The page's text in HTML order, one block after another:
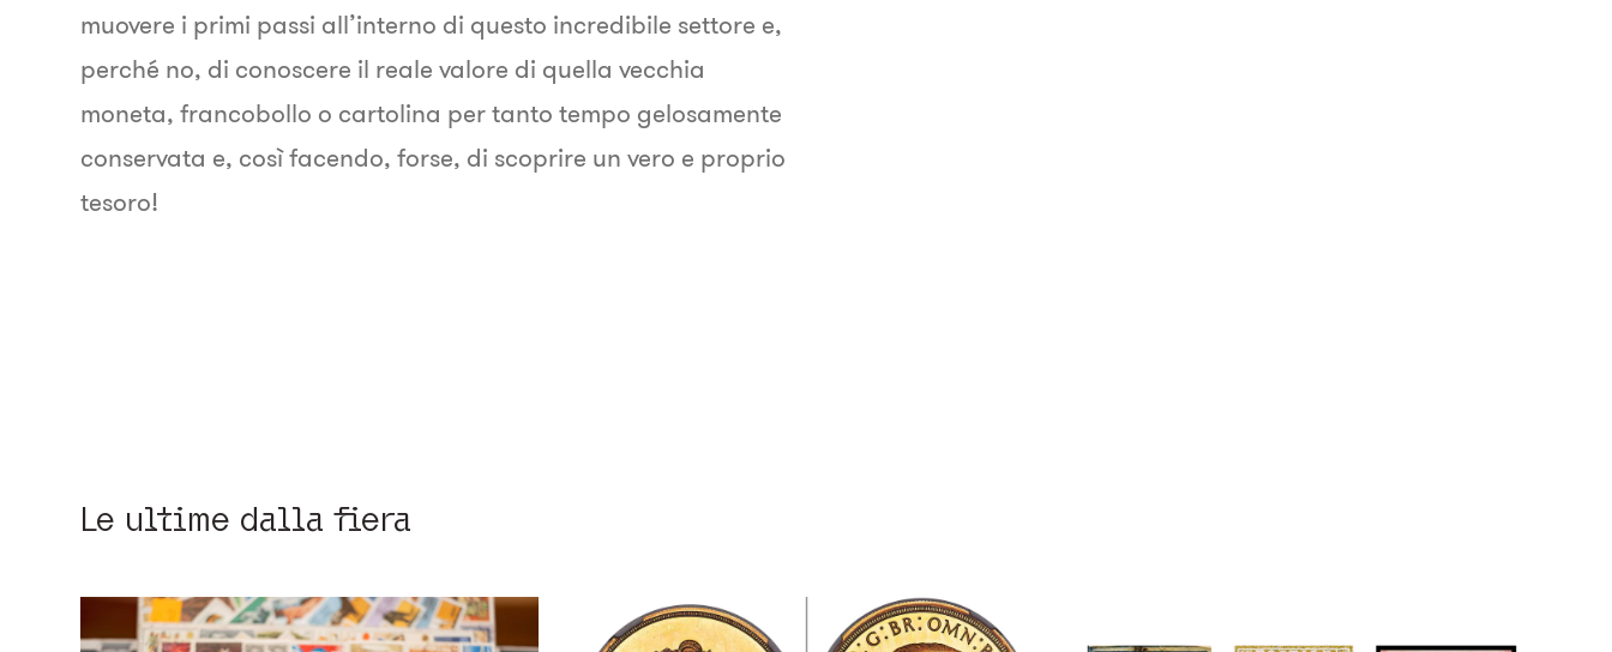
muovere i primi passi all’interno di questo incredibile settore e,
perché no, di conoscere il reale valore di quella vecchia
moneta, francobollo o cartolina per tanto tempo gelosamente
conservata e, così facendo, forse, di scoprire un vero e proprio
tesoro!
Le ultime dalla fiera